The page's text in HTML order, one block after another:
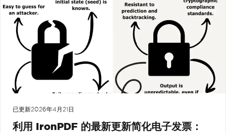
已更新2026年4月21日
利用 IronPDF 的最新更新简化电子发票：